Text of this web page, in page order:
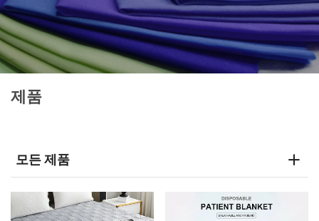
제품
모든 제품